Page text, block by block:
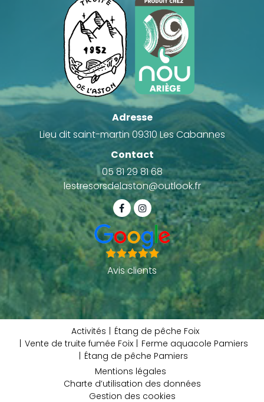
Adresse
Lieu dit saint-martin 09310 Les Cabannes
Contact
05 81 29 81 68
lestresorsdelaston@outlook.fr
Avis clients
Activités
Étang de pêche Foix
Vente de truite fumée Foix
Ferme aquacole Pamiers
Étang de pêche Pamiers
Mentions légales
Charte d’utilisation des données
Gestion des cookies